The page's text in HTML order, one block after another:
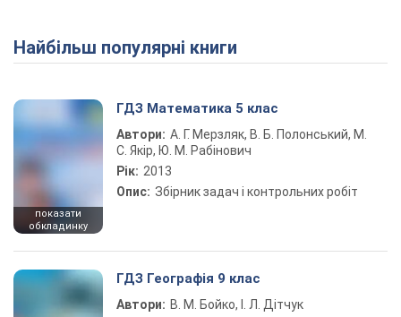
Play Video
Найбільш популярні книги
показати
обкладинку
ГДЗ Математика 5 клас
Автори: А. Г. Мерзляк, В. Б. Полонський, М.
С. Якір, Ю. М. Рабінович
Рік: 2013
Опис: Збірник задач і контрольних робіт
ГДЗ Географія 9 клас
Автори: В. М. Бойко, І. Л. Дітчук